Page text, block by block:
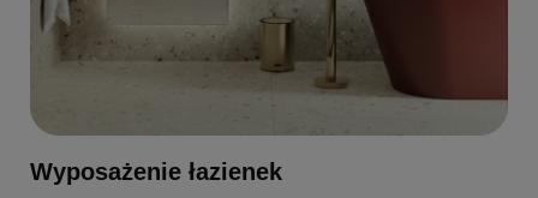
Wyposażenie łazienek